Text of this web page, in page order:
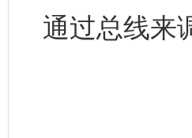
通过总线来